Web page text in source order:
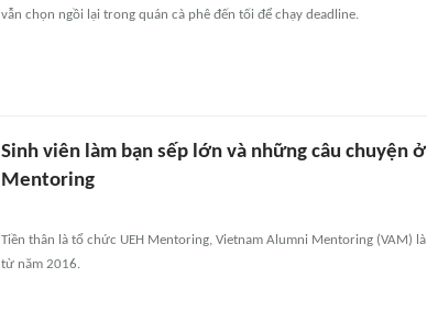
vẫn chọn ngồi lại trong quán cà phê đến tối để chạy deadline.
Sinh viên làm bạn sếp lớn và những câu chuyện
Mentoring
Tiền thân là tổ chức UEH Mentoring, Vietnam Alumni Mentoring (VAM)
từ năm 2016.